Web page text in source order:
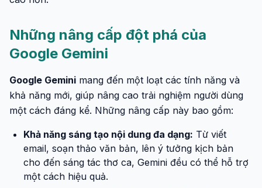
Những nâng cấp đột phá của
Google Gemini
Google Gemini mang đến một loạt các tính năng và
khả năng mới, giúp nâng cao trải nghiệm người dùng
một cách đáng kể. Những nâng cấp này bao gồm:
Khả năng sáng tạo nội dung đa dạng: Từ viết
email, soạn thảo văn bản, lên ý tưởng kịch bản
cho đến sáng tác thơ ca, Gemini đều có thể hỗ trợ
một cách hiệu quả.